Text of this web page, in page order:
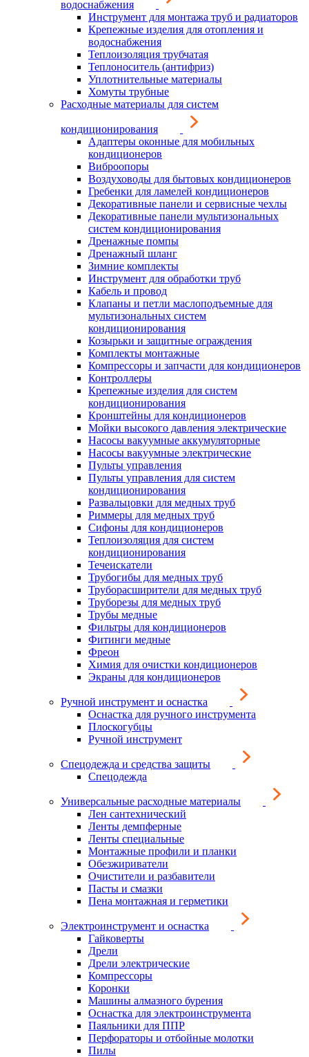
водоснабжения
Инструмент для монтажа труб и радиаторов
Крепежные изделия для отопления и
водоснабжения
Теплоизоляция трубчатая
Теплоноситель (антифриз)
Уплотнительные материалы
Хомуты трубные
Расходные материалы для систем
кондиционирования
Адаптеры оконные для мобильных
кондиционеров
Виброопоры
Воздуховоды для бытовых кондиционеров
Гребенки для ламелей кондиционеров
Декоративные панели и сервисные чехлы
Декоративные панели мультизональных
систем кондиционирования
Дренажные помпы
Дренажный шланг
Зимние комплекты
Инструмент для обработки труб
Кабель и провод
Клапаны и петли маслоподъемные для
мультизональных систем
кондиционирования
Козырьки и защитные ограждения
Комплекты монтажные
Компрессоры и запчасти для кондиционеров
Контроллеры
Крепежные изделия для систем
кондиционирования
Кронштейны для кондиционеров
Мойки высокого давления электрические
Насосы вакуумные аккумуляторные
Насосы вакуумные электрические
Пульты управления
Пульты управления для систем
кондиционирования
Развальцовки для медных труб
Риммеры для медных труб
Сифоны для кондиционеров
Теплоизоляция для систем
кондиционирования
Течеискатели
Трубогибы для медных труб
Труборасширители для медных труб
Труборезы для медных труб
Трубы медные
Фильтры для кондиционеров
Фитинги медные
Фреон
Химия для очистки кондиционеров
Экраны для кондиционеров
Ручной инструмент и оснастка
Оснастка для ручного инструмента
Плоскогубцы
Ручной инструмент
Спецодежда и средства защиты
Спецодежда
Универсальные расходные материалы
Лен сантехнический
Ленты демпферные
Ленты специальные
Монтажные профили и планки
Обезжириватели
Очистители и разбавители
Пасты и смазки
Пена монтажная и герметики
Электроинструмент и оснастка
Гайковерты
Дрели
Дрели электрические
Компрессоры
Коронки
Машины алмазного бурения
Оснастка для электроинструмента
Паяльники для ППР
Перфораторы и отбойные молотки
Пилы